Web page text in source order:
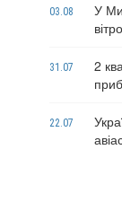
03.08
У
31.07
2
22.07